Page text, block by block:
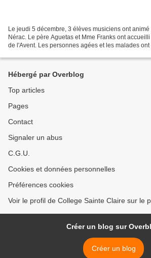
Le jeudi 5 décembre, 3 élèves musiciens ont
Nérac. Le père Aguetas et Mme Franks ont
de l'Avent. Les personnes agées et les malades
Hébergé par Overblog
Top articles
Pages
Contact
Signaler un abus
C.G.U.
Cookies et données personnelles
Préférences cookies
Voir le profil de College Sainte Claire sur le
Créer un blog sur
Créer un blog